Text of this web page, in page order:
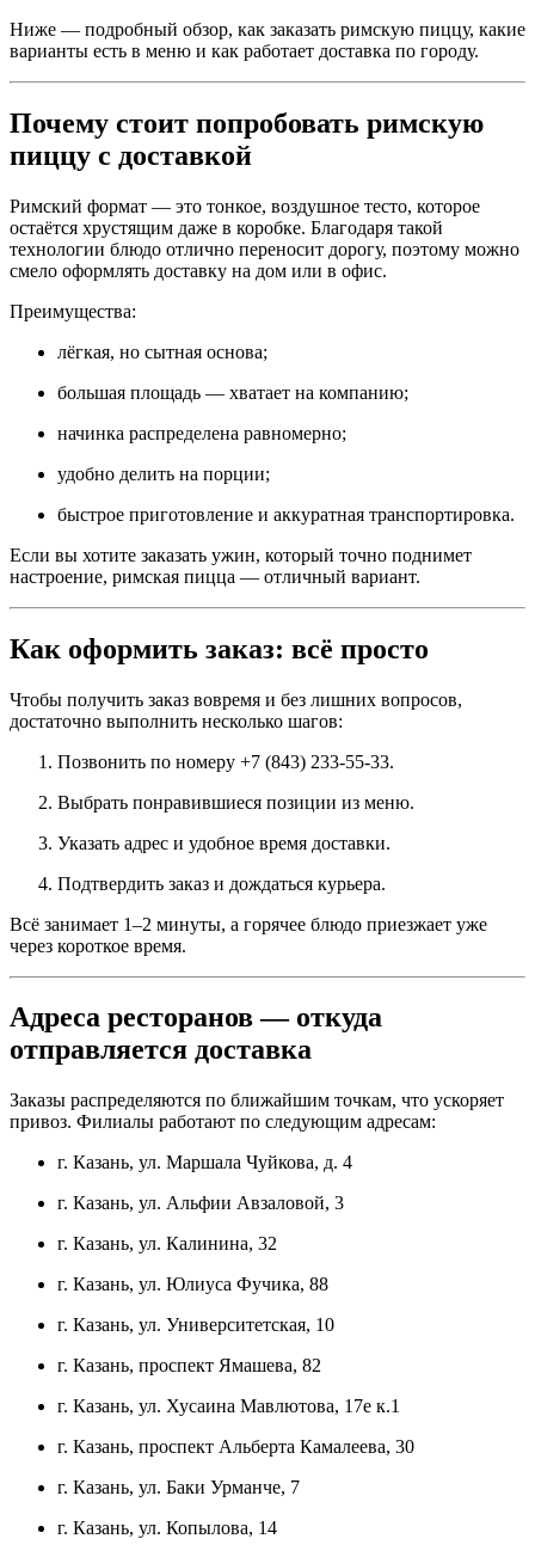
Ниже — подробный обзор, как заказать римскую пиццу, какие
варианты есть в меню и как работает доставка по городу.
Почему стоит попробовать римскую
пиццу с доставкой
Римский формат — это тонкое, воздушное тесто, которое
остаётся хрустящим даже в коробке. Благодаря такой
технологии блюдо отлично переносит дорогу, поэтому можно
смело оформлять доставку на дом или в офис.
Преимущества:
лёгкая, но сытная основа;
большая площадь — хватает на компанию;
начинка распределена равномерно;
удобно делить на порции;
быстрое приготовление и аккуратная транспортировка.
Если вы хотите заказать ужин, который точно поднимет
настроение, римская пицца — отличный вариант.
Как оформить заказ: всё просто
Чтобы получить заказ вовремя и без лишних вопросов,
достаточно выполнить несколько шагов:
Позвонить по номеру +7 (843) 233-55-33.
Выбрать понравившиеся позиции из меню.
Указать адрес и удобное время доставки.
Подтвердить заказ и дождаться курьера.
Всё занимает 1–2 минуты, а горячее блюдо приезжает уже
через короткое время.
Адреса ресторанов — откуда
отправляется доставка
Заказы распределяются по ближайшим точкам, что ускоряет
привоз. Филиалы работают по следующим адресам:
г. Казань, ул. Маршала Чуйкова, д. 4
г. Казань, ул. Альфии Авзаловой, 3
г. Казань, ул. Калинина, 32
г. Казань, ул. Юлиуса Фучика, 88
г. Казань, ул. Университетская, 10
г. Казань, проспект Ямашева, 82
г. Казань, ул. Хусаина Мавлютова, 17е к.1
г. Казань, проспект Альберта Камалеева, 30
г. Казань, ул. Баки Урманче, 7
г. Казань, ул. Копылова, 14